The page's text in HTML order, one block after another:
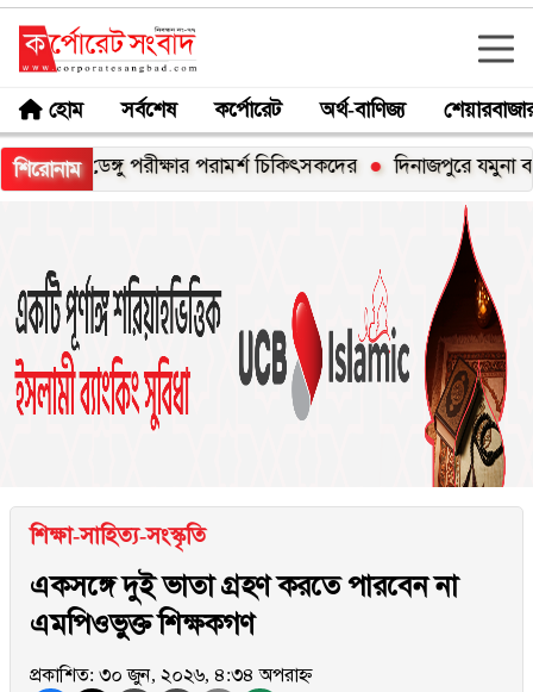
হোম সর্বশেষ কর্পোরেট অর্থ-বাণিজ্য
শিরোনাম
ডেঙ্গু পরীক্ষার পরামর্শ চিকিৎসকদের দিনাজপুরে যমুনা
শিক্ষা-সাহিত্য-সংস্কৃতি
একসঙ্গে দুই ভাতা গ্রহণ করতে পারবেন না
এমপিওভুক্ত শিক্ষকগণ
প্রকাশিত: ৩০ জুন, ২০২৬, ৪:৩৪ অপরাহ্ন